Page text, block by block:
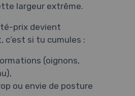
largeur extrême.
prix devient
si tu cumules :
(oignons,
ou envie de posture